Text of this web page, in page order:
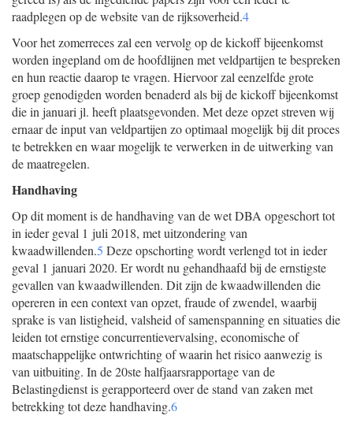
raadplegen op de website van de rijksoverheid.4
Voor het zomerreces zal een vervolg op de kickoff bijeenkomst
worden ingepland om de hoofdlijnen met veldpartijen te bespreken
en hun reactie daarop te vragen. Hiervoor zal eenzelfde grote
groep genodigden worden benaderd als bij de kickoff bijeenkomst
die in januari jl. heeft plaatsgevonden. Met deze opzet streven wij
ernaar de input van veldpartijen zo optimaal mogelijk bij dit proces
te betrekken en waar mogelijk te verwerken in de uitwerking van
de maatregelen.
Handhaving
Op dit moment is de handhaving van de wet DBA opgeschort tot
in ieder geval 1 juli 2018, met uitzondering van
kwaadwillenden.5 Deze opschorting wordt verlengd tot in ieder
geval 1 januari 2020. Er wordt nu gehandhaafd bij de ernstigste
gevallen van kwaadwillenden. Dit zijn de kwaadwillenden die
opereren in een context van opzet, fraude of zwendel, waarbij
sprake is van listigheid, valsheid of samenspanning en situaties die
leiden tot ernstige concurrentievervalsing, economische of
maatschappelijke ontwrichting of waarin het risico aanwezig is
van uitbuiting. In de 20ste halfjaarsrapportage van de
Belastingdienst is gerapporteerd over de stand van zaken met
betrekking tot deze handhaving.6